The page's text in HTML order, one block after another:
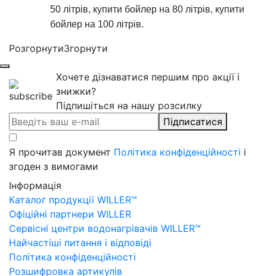
50 літрів, купити бойлер на 80 літрів, купити
бойлер на 100 літрів.
РозгорнутиЗгорнути
Хочете дізнаватися першим про акції і
знижки?
Підпишіться на нашу розсилку
Підписатися
Я прочитав документ Політика конфіденційності і
згоден з вимогами
Інформація
Каталог продукції WILLER™
Офіційні партнери WILLER
Сервісні центри водонагрівачів WILLER™
Найчастіші питання і відповіді
Політика конфіденційності
Розшифровка артикулів